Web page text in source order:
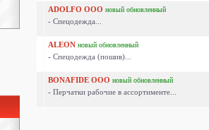
ADOLFO ООО новый обновленный
- Спецодежда...
ALEON новый обновленный
- Спецодежда (пошив)...
BONAFIDE ООО новый обновленный
- Перчатки рабочие в ассортименте...